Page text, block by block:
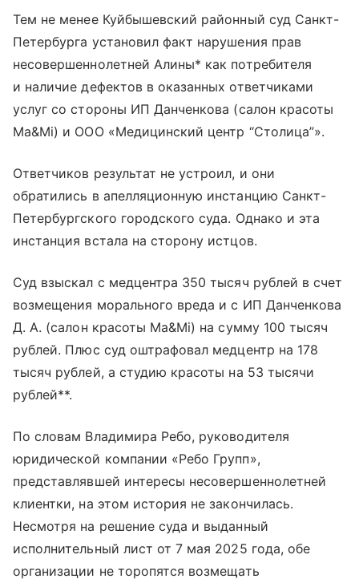
Тем не менее Куйбышевский районный суд Санкт-
Петербурга установил факт нарушения прав
несовершеннолетней Алины* как потребителя
и наличие дефектов в оказанных ответчиками
услуг со стороны ИП Данченкова (салон красоты
Ma&Mi) и ООО «Медицинский центр “Столица”».
Ответчиков результат не устроил, и они
обратились в апелляционную инстанцию Санкт-
Петербургского городского суда. Однако и эта
инстанция встала на сторону истцов.
Суд взыскал с медцентра 350 тысяч рублей в счет
возмещения морального вреда и с ИП Данченкова
Д. А. (салон красоты Ma&Mi) на сумму 100 тысяч
рублей. Плюс суд оштрафовал медцентр на 178
тысяч рублей, а студию красоты на 53 тысячи
рублей**.
По словам Владимира Ребо, руководителя
юридической компании «Ребо Групп»,
представлявшей интересы несовершеннолетней
клиентки, на этом история не закончилась.
Несмотря на решение суда и выданный
исполнительный лист от 7 мая 2025 года, обе
организации не торопятся возмещать